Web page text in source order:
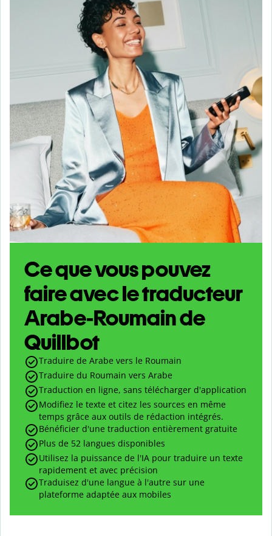
Ce que vous pouvez
faire avec le traducteur
Arabe-Roumain de
Quillbot
Traduire de Arabe vers le Roumain
Traduire du Roumain vers Arabe
Traduction en ligne, sans télécharger d'application
Modifiez le texte et citez les sources en même
temps grâce aux outils de rédaction intégrés.
Bénéficier d'une traduction entièrement gratuite
Plus de 52 langues disponibles
Utilisez la puissance de l'IA pour traduire un texte
rapidement et avec précision
Traduisez d'une langue à l'autre sur une
plateforme adaptée aux mobiles